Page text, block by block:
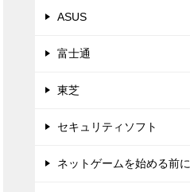
ASUS
富士通
東芝
セキュリティソフト
ネットゲームを始める前に